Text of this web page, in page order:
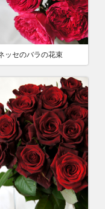
ッセのバラの花束